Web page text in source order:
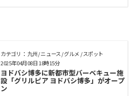
カテゴリ： 九州 / ニュース / グルメ / スポット
ヨドバシ博多に新都市型バーベキュー施
設「グリルピア ヨドバシ博多」がオープ
ン
2025年04月08日 18時15分